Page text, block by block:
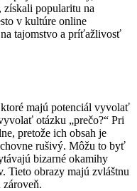
získali popularitu na
v kultúre online
tajomstvo a príťažlivosť
majú potenciál vyvolať
otázku „prečo?“ Pri
pretože ich obsah je
rušivý. Môžu to byť
bizarné okamihy
Tieto obrazy majú zvláštnu